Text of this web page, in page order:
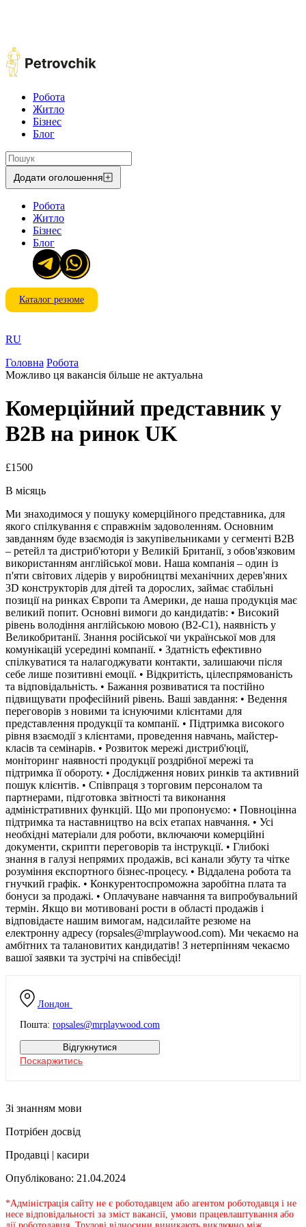
Робота
Житло
Бізнес
Блог
Додати оголошення
Робота
Житло
Бізнес
Блог
Каталог резюме
RU
Головна Робота
Можливо ця вакансія більше не актуальна
Комерційний представник у
B2B на ринок UK
£1500
В місяць
Лондон
Пошта: ropsales@mrplaywood.com
Відгукнутися
Поскаржитись
Ми знаходимося у пошуку комерційного представника, для
якого спілкування є справжнім задоволенням. Основним
завданням буде взаємодія із закупівельниками у сегменті B2B
– ретейл та дистриб'ютори у Великій Британії, з обов'язковим
використанням англійської мови. Наша компанія – один із
п'яти світових лідерів у виробництві механічних дерев'яних
3D конструкторів для дітей та дорослих, займає стабільні
позиції на ринках Європи та Америки, де наша продукція має
великий попит. Основні вимоги до кандидатів: • Високий
рівень володіння англійською мовою (B2-C1), наявність у
Великобританії. Знання російської чи української мов для
комунікацій усередині компанії. • Здатність ефективно
спілкуватися та налагоджувати контакти, залишаючи після
себе лише позитивні емоції. • Відкритість, цілеспрямованість
та відповідальність. • Бажання розвиватися та постійно
підвищувати професійний рівень. Ваші завдання: • Ведення
переговорів з новими та існуючими клієнтами для
представлення продукції та компанії. • Підтримка високого
рівня взаємодії з клієнтами, проведення навчань, майстер-
класів та семінарів. • Розвиток мережі дистриб'юції,
моніторинг наявності продукції роздрібної мережі та
підтримка її обороту. • Дослідження нових ринків та активний
пошук клієнтів. • Співпраця з торговим персоналом та
партнерами, підготовка звітності та виконання
адміністративних функцій. Що ми пропонуємо: • Повноцінна
підтримка та наставництво на всіх етапах навчання. • Усі
необхідні матеріали для роботи, включаючи комерційні
документи, скрипти переговорів та інструкції. • Глибокі
знання в галузі непрямих продажів, всі канали збуту та чітке
розуміння експортного бізнес-процесу. • Віддалена робота та
гнучкий графік. • Конкурентоспроможна заробітна плата та
бонуси за продажі. • Оплачуване навчання та випробувальний
термін. Якщо ви мотивовані рости в області продажів і
відповідаєте нашим вимогам, надсилайте резюме на
електронну адресу (ropsales@mrplaywood.com). Ми чекаємо на
амбітних та талановитих кандидатів! З нетерпінням чекаємо
вашої заявки та зустрічі на співбесіді!
Зі знанням мови
Потрібен досвід
Продавці | касири
Опубліковано: 21.04.2024
*Адміністрація сайту не є роботодавцем або агентом роботодавця і не
несе відповідальності за зміст вакансії, умови працевлаштування або